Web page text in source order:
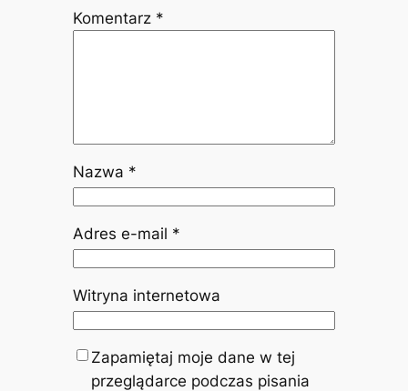
Komentarz *
Nazwa *
Adres e-mail *
Witryna internetowa
Zapamiętaj moje dane w tej
przeglądarce podczas pisania